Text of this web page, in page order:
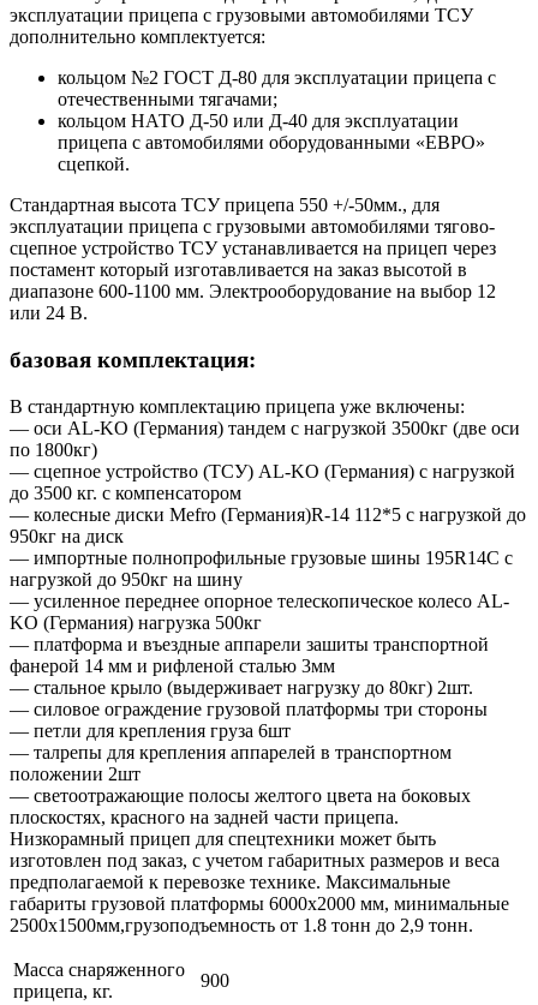
эксплуатации прицепа с грузовыми автомобилями ТСУ
дополнительно комплектуется:
кольцом №2 ГОСТ Д-80 для эксплуатации прицепа с
отечественными тягачами;
кольцом НАТО Д-50 или Д-40 для эксплуатации
прицепа с автомобилями оборудованными «ЕВРО»
сцепкой.
Стандартная высота ТСУ прицепа 550 +/-50мм., для
эксплуатации прицепа с грузовыми автомобилями тягово-
сцепное устройство ТСУ устанавливается на прицеп через
постамент который изготавливается на заказ высотой в
диапазоне 600-1100 мм. Электрооборудование на выбор 12
или 24 В.
базовая комплектация:
В стандартную комплектацию прицепа уже включены:
— оси AL-KO (Германия) тандем с нагрузкой 3500кг (две оси
по 1800кг)
— сцепное устройство (ТСУ) AL-KO (Германия) с нагрузкой
до 3500 кг. с компенсатором
— колесные диски Mefro (Германия)R-14 112*5 с нагрузкой до
950кг на диск
— импортные полнопрофильные грузовые шины 195R14C с
нагрузкой до 950кг на шину
— усиленное переднее опорное телескопическое колесо AL-
KO (Германия) нагрузка 500кг
— платформа и въездные аппарели зашиты транспортной
фанерой 14 мм и рифленой сталью 3мм
— стальное крыло (выдерживает нагрузку до 80кг) 2шт.
— силовое ограждение грузовой платформы три стороны
— петли для крепления груза 6шт
— талрепы для крепления аппарелей в транспортном
положении 2шт
— светоотражающие полосы желтого цвета на боковых
плоскостях, красного на задней части прицепа.
Низкорамный прицеп для спецтехники может быть
изготовлен под заказ, с учетом габаритных размеров и веса
предполагаемой к перевозке технике. Максимальные
габариты грузовой платформы 6000х2000 мм, минимальные
2500х1500мм,грузоподъемность от 1.8 тонн до 2,9 тонн.
Масса снаряженного
прицепа, кг.
900